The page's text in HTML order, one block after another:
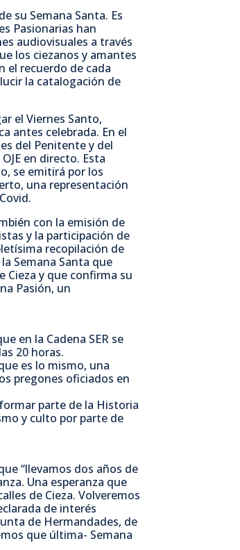
t
m
p
r
t
r
su Semana Santa. Es
Pasionarias han
audiovisuales a través
los ciezanos y amantes
el recuerdo de cada
la catalogación de
el Viernes Santo,
antes celebrada. En el
del Penitente y del
en directo. Esta
se emitirá por los
una representación
con la emisión de
y la participación de
recopilación de
Semana Santa que
Cieza y que confirma su
Pasión, un
en la Cadena SER se
20 horas.
es lo mismo, una
pregones oficiados en
parte de la Historia
y culto por parte de
“llevamos dos años de
Una esperanza que
de Cieza. Volveremos
de interés
de Hermandades, de
que última- Semana